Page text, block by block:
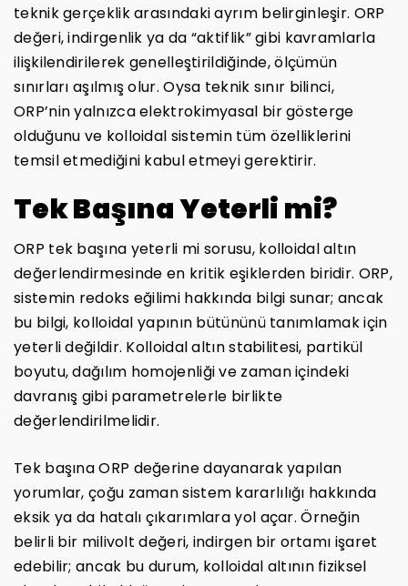
teknik gerçeklik arasındaki ayrım belirginleşir. ORP
değeri, indirgenlik ya da “aktiflik” gibi kavramlarla
ilişkilendirilerek genelleştirildiğinde, ölçümün
sınırları aşılmış olur. Oysa teknik sınır bilinci,
ORP’nin yalnızca elektrokimyasal bir gösterge
olduğunu ve kolloidal sistemin tüm özelliklerini
temsil etmediğini kabul etmeyi gerektirir.
Tek Başına Yeterli mi?
ORP tek başına yeterli mi sorusu, kolloidal altın
değerlendirmesinde en kritik eşiklerden biridir. ORP,
sistemin redoks eğilimi hakkında bilgi sunar; ancak
bu bilgi, kolloidal yapının bütününü tanımlamak için
yeterli değildir. Kolloidal altın stabilitesi, partikül
boyutu, dağılım homojenliği ve zaman içindeki
davranış gibi parametrelerle birlikte
değerlendirilmelidir.
Tek başına ORP değerine dayanarak yapılan
yorumlar, çoğu zaman sistem kararlılığı hakkında
eksik ya da hatalı çıkarımlara yol açar. Örneğin
belirli bir milivolt değeri, indirgen bir ortamı işaret
edebilir; ancak bu durum, kolloidal altının fiziksel